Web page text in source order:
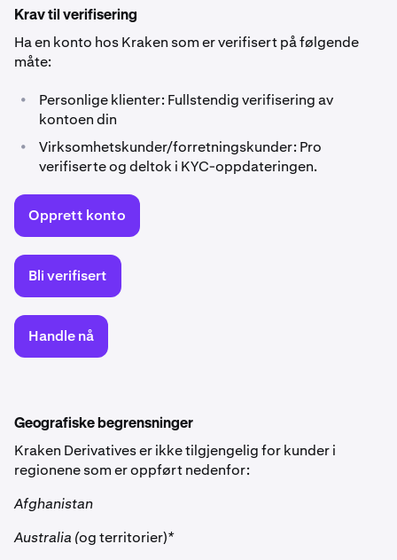
Krav til verifisering
Ha en konto hos Kraken som er verifisert på følgende
måte:
•
Personlige klienter: Fullstendig verifisering av
kontoen din
•
Virksomhetskunder/forretningskunder: Pro
verifiserte og deltok i KYC-oppdateringen.
Opprett konto
Bli verifisert
Handle nå
Geografiske begrensninger
Kraken Derivatives er ikke tilgjengelig for kunder i
regionene som er oppført nedenfor:
Afghanistan
Australia (og territorier)*